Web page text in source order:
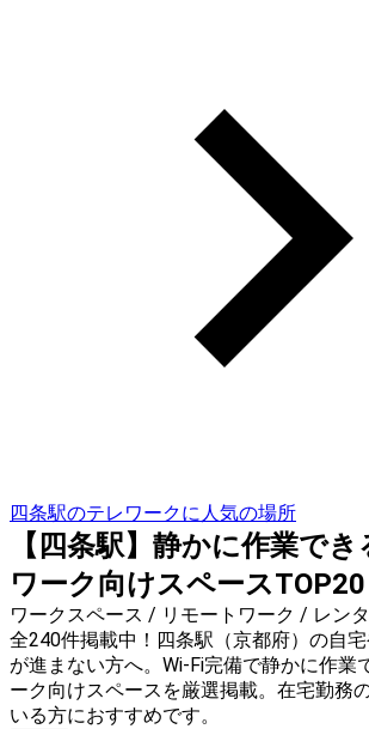
四条駅のテレワークに人気の場所
【四条駅】静かに作業で
ワーク向けスペースTOP20
ワークスペース / リモートワーク / レン
全240件掲載中！四条駅（京都府）の自
が進まない方へ。Wi-Fi完備で静かに作業
ーク向けスペースを厳選掲載。在宅勤務
いる方におすすめです。